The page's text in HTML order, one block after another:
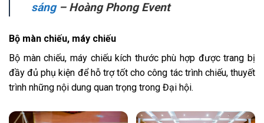
sáng– Hoàng Phong Event
Bộ màn chiếu, máy chiếu
Bộ màn chiếu, máy chiếu kích thước phù hợp được trang bị
đầy đủ phụ kiện để hỗ trợ tốt cho công tác trình chiếu, thuyết
trình những nội dung quan trọng trong Đại hội.